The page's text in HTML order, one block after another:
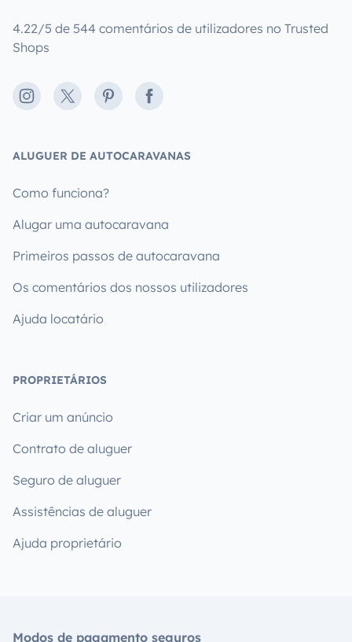
4.22/5 de 544 comentários de utilizadores no Trusted
Shops
Instagram
X PinterestFacebook
ALUGUER DE AUTOCARAVANAS
Como funciona?
Alugar uma autocaravana
Primeiros passos de autocaravana
Os comentários dos nossos utilizadores
Ajuda locatário
PROPRIETÁRIOS
Criar um anúncio
Contrato de aluguer
Seguro de aluguer
Assistências de aluguer
Ajuda proprietário
Modos de pagamento seguros